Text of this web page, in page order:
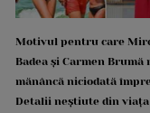
Motivul pentru care
Badea și Carmen Brumă
mănâncă niciodată
Detalii neștiute din